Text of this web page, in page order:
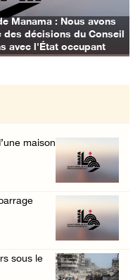
Falah
sur la Ci ...
dans l ...
menée ...
de ...
Manama : Nous avons
décisions du Conseil
avec l'État occupant
maison
sous le